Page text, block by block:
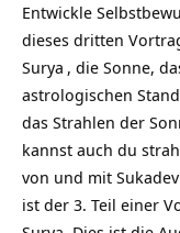
Entwickle
dieses dritten
Surya , die Sonne,
astrologischen
das Strahlen der
kannst auch du
von und mit
ist der 3. Teil einer